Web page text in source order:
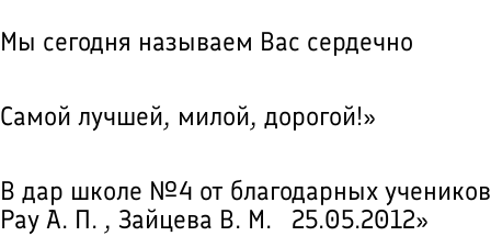
Мы сегодня называем Вас сердечно
Самой лучшей, милой, дорогой!»
В дар школе №4 от благодарных учеников
Рау А. П. , Зайцева В. М. 25.05.2012»